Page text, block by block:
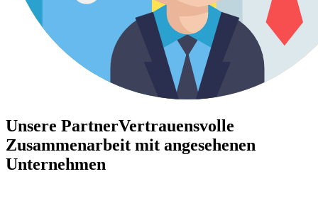
Unsere PartnerVertrauensvolle
Zusammenarbeit mit angesehenen
Unternehmen